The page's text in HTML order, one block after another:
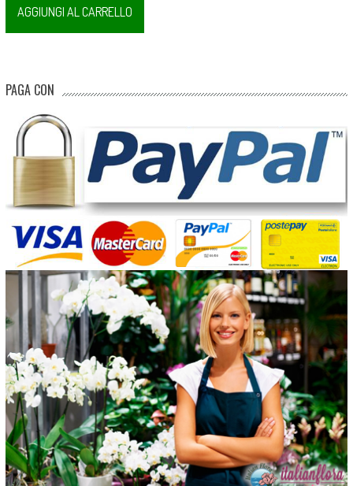
era:
300,00€.
è:
250,00€.
AGGIUNGI AL CARRELLO
PAGA CON